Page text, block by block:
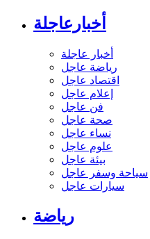
أخبارعاجلة
أخبار عاجلة
رياضة عاجل
اقتصاد عاجل
إعلام عاجل
فن عاجل
صحة عاجل
نساء عاجل
علوم عاجل
بيئة عاجل
سياحة وسفر عاجل
سيارات عاجل
رياضة